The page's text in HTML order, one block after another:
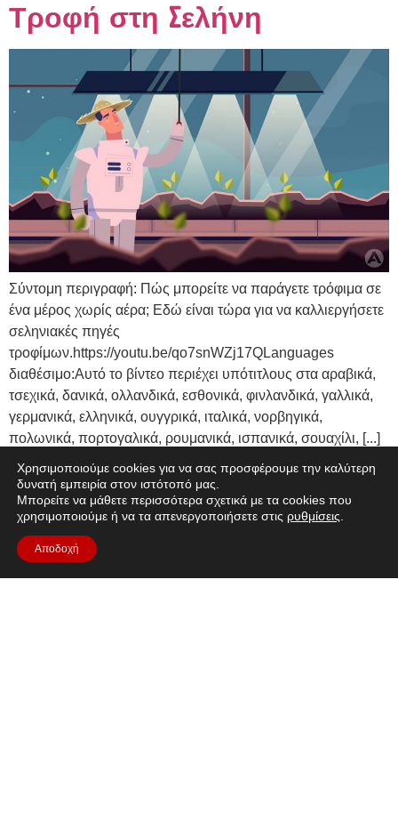
Τροφή στη Σελήνη
Σύντομη περιγραφή: Πώς μπορείτε να παράγετε τρόφιμα σε
ένα μέρος χωρίς αέρα; Εδώ είναι τώρα για να καλλιεργήσετε
σεληνιακές πηγές
τροφίμων.https://youtu.be/qo7snWZj17QLanguages
διαθέσιμο:Αυτό το βίντεο περιέχει υπότιτλους στα αραβικά,
τσεχικά, δανικά, ολλανδικά, εσθονικά, φινλανδικά, γαλλικά,
γερμανικά, ελληνικά, ουγγρικά, ιταλικά, νορβηγικά,
πολωνικά, πορτογαλικά, ρουμανικά, ισπανικά, σουαχίλι, [...]
Ο αέρας στη Σελήνη
Χρησιμοποιούμε cookies για να σας προσφέρουμε την καλύτερη
δυνατή εμπειρία στον ιστότοπό μας.
Μπορείτε να μάθετε περισσότερα σχετικά με τα cookies που
χρησιμοποιούμε ή να τα απενεργοποιήσετε στις ρυθμίσεις
Αποδοχή